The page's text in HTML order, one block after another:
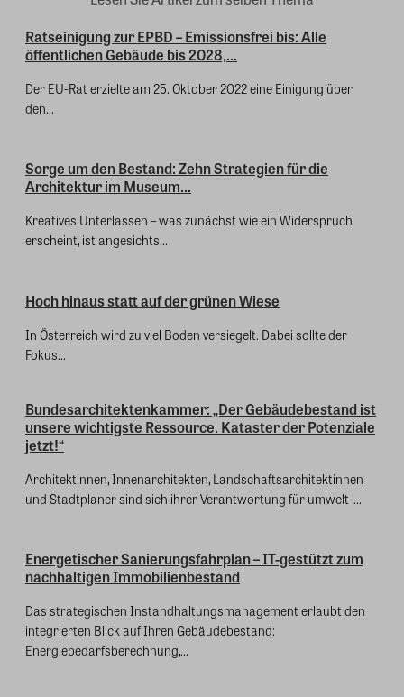
Ratseinigung zur EPBD – Emissionsfrei bis: Alle
öffentlichen Gebäude bis 2028,...
Der EU-Rat erzielte am 25. Oktober 2022 eine Einigung über
den...
Sorge um den Bestand: Zehn Strategien für die
Architektur im Museum...
Kreatives Unterlassen – was zunächst wie ein Widerspruch
erscheint, ist angesichts...
Hoch hinaus statt auf der grünen Wiese
In Österreich wird zu viel Boden versiegelt. Dabei sollte der
Fokus...
Bundesarchitektenkammer: „Der Gebäudebestand ist
unsere wichtigste Ressource. Kataster der Potenziale
jetzt!“
Architektinnen, Innenarchitekten, Landschaftsarchitektinnen
und Stadtplaner sind sich ihrer Verantwortung für umwelt-...
Energetischer Sanierungsfahrplan – IT-gestützt zum
nachhaltigen Immobilienbestand
Das strategischen Instandhaltungsmanagement erlaubt den
integrierten Blick auf Ihren Gebäudebestand:
Energiebedarfsberechnung,...